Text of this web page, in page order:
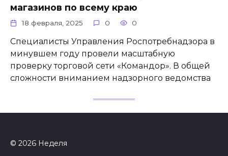
магазинов по всему краю
18 февраля, 2025 0 0
Специалисты Управления Роспотребнадзора в
минувшем году провели масштабную
проверку торговой сети «Командор». В общей
сложности вниманием надзорного ведомства
© 2026 Неделя